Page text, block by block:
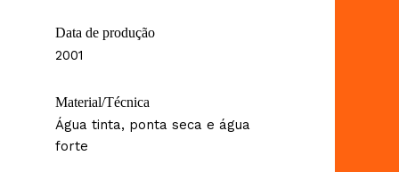
Data de produção
2001
Material/Técnica
Água tinta, ponta seca e água
forte